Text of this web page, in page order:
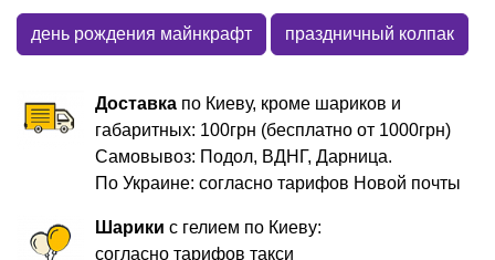
день рождения майнкрафт праздничный колпак
Доставка по Киеву, кроме шариков и
габаритных: 100грн (бесплатно от 1000грн)
Самовывоз: Подол, ВДНГ, Дарница.
По Украине: согласно тарифов Новой почты
Шарики с гелием по Киеву:
согласно тарифов такси